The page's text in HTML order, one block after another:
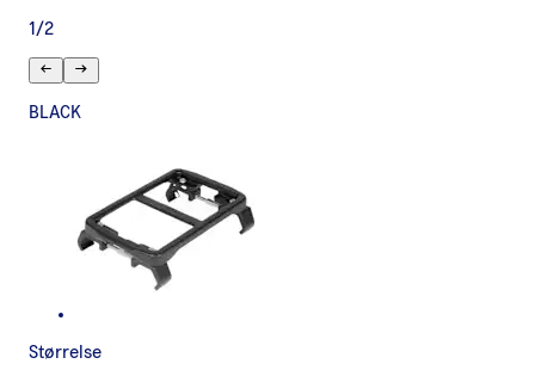
1 /2
BLACK
Størrelse